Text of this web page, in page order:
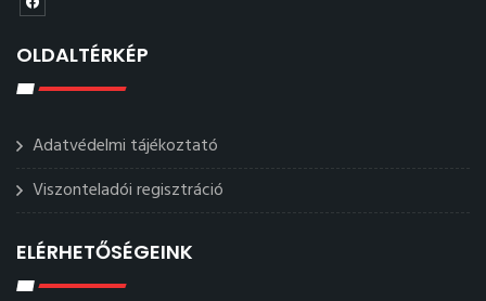
OLDALTÉRKÉP
Adatvédelmi tájékoztató
Viszonteladói regisztráció
ELÉRHETŐSÉGEINK